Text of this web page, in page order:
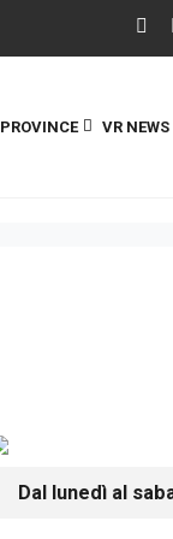
PROVINCE VR NEWS
Dal lunedì al